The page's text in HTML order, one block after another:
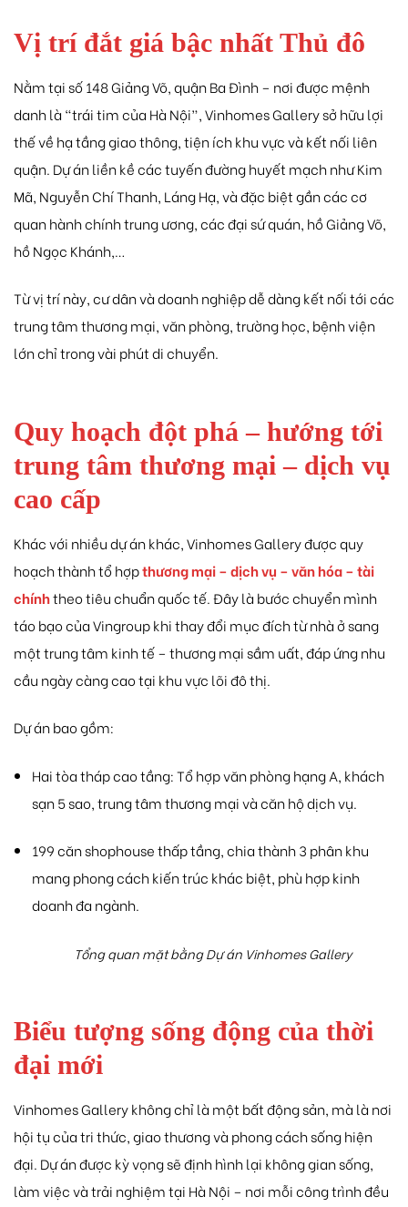
Vị trí đắt giá bậc nhất Thủ đô
Nằmtạisố148GiảngVõ,quậnBaĐình – nơiđược mệnh
danhlà “tráitimcủa Hà Nội”,VinhomesGallerysởhữu lợi
thếvề hạtầnggiaothông,tiệníchkhuvựcvà kết nối liên
quận. Dựánliềnkềcáctuyếnđườnghuyết mạchnhưKim
Mã, NguyễnChíThanh, LángHạ,vàđặc biệtgầncáccơ
quanhànhchínhtrungương,cácđạisứquán, hồGiảngVõ,
hồ Ngọc Khánh,…
Từvịtrínày,cưdânvàdoanhnghiệpdễdàngkết nốitớicác
trungtâmthươngmại,vănphòng,trườnghọc, bệnhviện
lớnchỉtrongvài phútdichuyển.
Quy hoạch đột phá – hướng tới
trung tâm thương mại – dịch vụ
cao cấp
Khácvới nhiềudựánkhác,VinhomesGalleryđượcquy
hoạchthànhtổ hợpthươngmại –dịchvụ –vănhóa –tài
chínhtheotiêuchuẩnquốctế.Đâylà bướcchuyểnmình
táo bạocủaVingroupkhithayđổi mụcđíchtừnhàởsang
mộttrungtâm kinhtế – thươngmạisầm uất,đápứngnhu
cầu ngàycàngcaotại khuvực lõiđôthị.
Dựánbaogồm:
Haitòathápcaotầng:Tổ hợpvănphònghạngA, khách
sạn5sao,trungtâmthươngmạivàcănhộdịchvụ.
199cănshophousethấptầng,chiathành3 phânkhu
mangphongcáchkiếntrúc khác biệt, phù hợpkinh
doanhđa ngành.
Tổng quan mặt bằng Dự án Vinhomes Gallery
Biểu tượng sống động của thời
đại mới
VinhomesGallerykhôngchỉlà một bấtđộngsản, mà là nơi
hộitụcủatrithức,giaothươngvà phongcáchsốnghiện
đại. Dựánđược kỳvọngsẽđịnhhìnhlại khônggiansống,
làmviệcvàtrải nghiệmtại Hà Nội – nơi mỗicôngtrìnhđều